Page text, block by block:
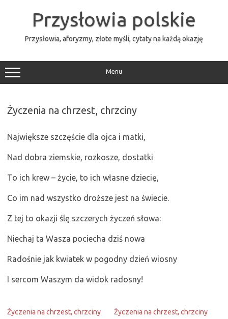
Przysłowia polskie
Przysłowia, aforyzmy, złote myśli, cytaty na każdą okazję
Menu
Życzenia na chrzest, chrzciny
Największe szczęście dla ojca i matki,
Nad dobra ziemskie, rozkosze, dostatki
To ich krew – życie, to ich własne dziecię,
Co im nad wszystko droższe jest na świecie.
Z tej to okazji ślę szczerych życzeń słowa:
Niechaj ta Wasza pociecha dziś nowa
Radośnie jak kwiatek w pogodny dzień wiosny
I sercom Waszym da widok radosny!
Życzenia na chrzest, chrzciny Życzenia na chrzest, chrzciny